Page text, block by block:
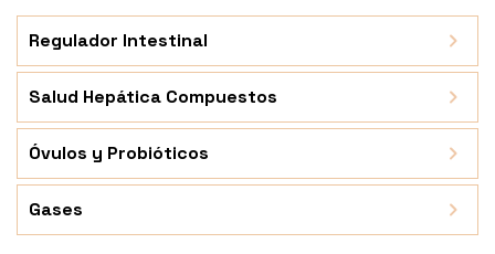
Regulador Intestinal
Salud Hepática Compuestos
Óvulos y Probióticos
Gases